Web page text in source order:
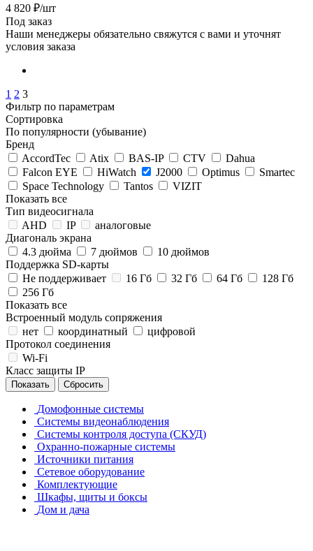
4 820 ₽/шт
Под заказ
Наши менеджеры обязательно свяжутся с вами и уточнят
условия заказа
1 2 3
Фильтр по параметрам
Сортировка
По популярности (убывание)
Бренд
AccordTec
Atix BAS-IP CTV
Dahua
Falcon EYE
HiWatch J2000 Optimus
Smartec
Space Technology
Tantos
VIZIT
Показать все
Тип видеосигнала
AHD
IP
аналоговые
Диагональ экрана
4.3 дюйма
7 дюймов
10 дюймов
Поддержка SD-карты
Не поддерживает
16 Гб 32 Гб 64 Гб
128 Гб
256 Гб
Показать все
Встроенный модуль сопряжения
нет
координатный
цифровой
Протокол соединения
Wi-Fi
Класс защиты IP
Сбросить
Домофонные системы
Системы видеонаблюдения
Системы контроля доступа (СКУД)
Охранно-пожарные системы
Источники питания
Сетевое оборудование
Комплектующие
Шкафы, щиты и боксы
Дом и дача